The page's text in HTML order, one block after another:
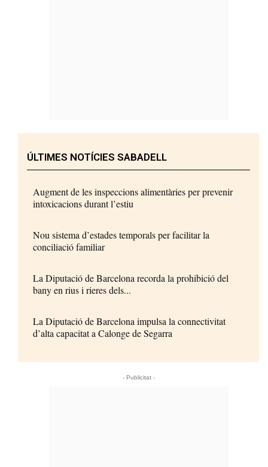
ÚLTIMES NOTÍCIES SABADELL
Augment de les inspeccions alimentàries per prevenir
intoxicacions durant l’estiu
Nou sistema d’estades temporals per facilitar la
conciliació familiar
La Diputació de Barcelona recorda la prohibició del
bany en rius i rieres dels...
La Diputació de Barcelona impulsa la connectivitat
d’alta capacitat a Calonge de Segarra
- Publicitat -